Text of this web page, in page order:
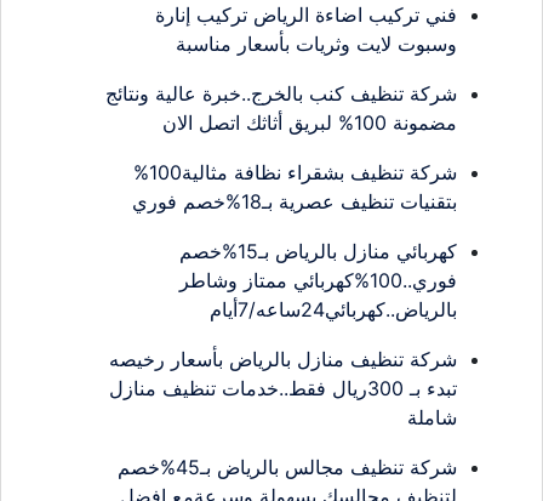
فني تركيب اضاءة الرياض تركيب إنارة
وسبوت لايت وثريات بأسعار مناسبة
شركة تنظيف كنب بالخرج..خبرة عالية ونتائج
مضمونة 100% لبريق أثاثك اتصل الان
شركة تنظيف بشقراء نظافة مثالية100%
بتقنيات تنظيف عصرية بـ18%خصم فوري
كهربائي منازل بالرياض بـ15%خصم
فوري..100%كهربائي ممتاز وشاطر
بالرياض..كهربائي24ساعه/7أيام
شركة تنظيف منازل بالرياض بأسعار رخيصه
تبدء بـ 300ريال فقط..خدمات تنظيف منازل
شاملة
شركة تنظيف مجالس بالرياض بـ45%خصم
لتنظيف مجالسك بسهولة وسرعةمع افضل